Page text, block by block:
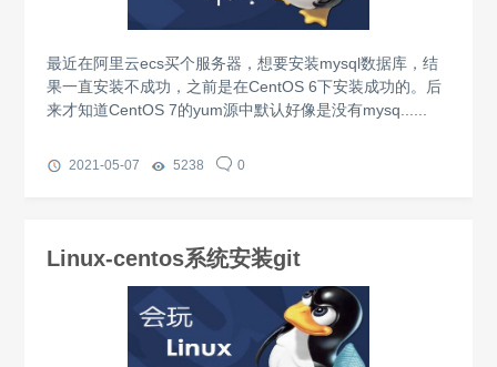
最近在阿里云ecs买个服务器，想要安装mysql数据库，结
果一直安装不成功，之前是在CentOS 6下安装成功的。后
来才知道CentOS 7的yum源中默认好像是没有mysq......
2021-05-07 5238 0
Linux-centos系统安装git